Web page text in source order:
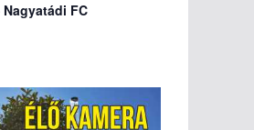
Nagyatádi FC